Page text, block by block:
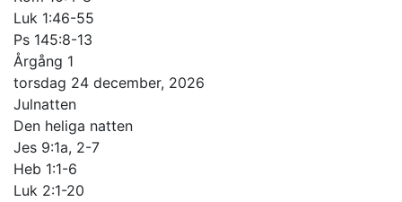
Luk 1:46-55
Ps 145:8-13
Årgång 1
torsdag 24 december, 2026
Julnatten
Den heliga natten
Jes 9:1a, 2-7
Heb 1:1-6
Luk 2:1-20